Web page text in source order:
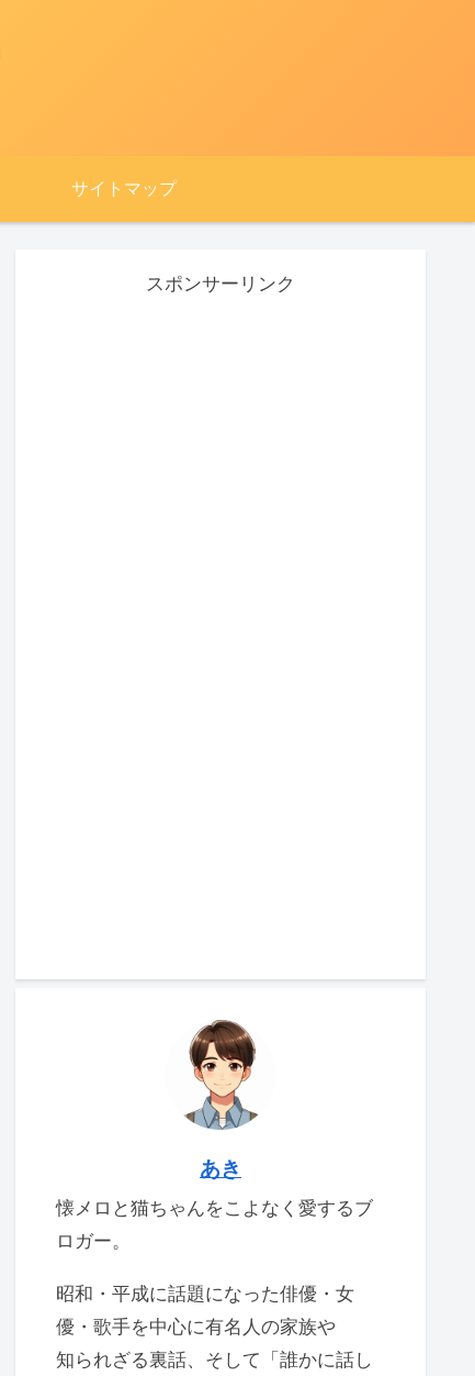
サイトマップ
スポンサーリンク
あき
懐メロと猫ちゃんをこよなく愛するブ
ロガー。
昭和・平成に話題になった俳優・女
優・歌手を中心に有名人の家族や
知られざる裏話、そして「誰かに話し